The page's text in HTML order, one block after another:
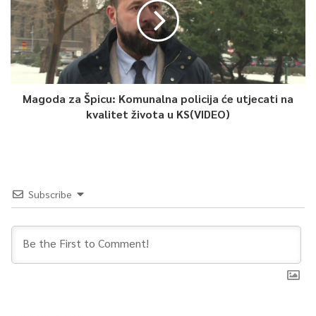
imaju certifikat, i Tužilaštvo želi dokazom replike utvrditi da
respiratori nisu imali certifikat”, naveo je.
Dodao je da Tužilaštvo želi izvesti zapisnik o pretresanju
laptopa i računara Hodžića kao dokaz kojim će se potvrditi da
je predračun, koji je bio na laptopu Kristijana Marića, bio i na
računaru optuženog.
respiratori ne mogu koristiti za COVID pacijente, dodavši kako
je među dokazima replike i potvrda o pregledu pokvarenih
respiratora.
Osvrćući se na prijedlog dokaza vještačenja portala Vlade
Magoda za Špicu: Komunalna policija će utjecati na
kvalitet života u KS(VIDEO)
Subscribe